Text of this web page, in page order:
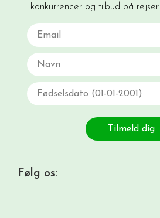
konkurrencer og tilbud på rejser.
Email
Navn
Fødselsdato
Tilmeld dig
Følg os: